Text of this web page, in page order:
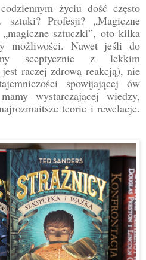
życiu dość często
Profesji? „Magiczne
sztuczki”, oto kilka
możliwości. Nawet jeśli do
sceptycznie z lekkim
raczej zdrową reakcją), nie
spowijającej ów
wystarczającej wiedzy,
teorie i rewelacje.